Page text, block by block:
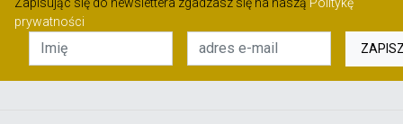
prywatności